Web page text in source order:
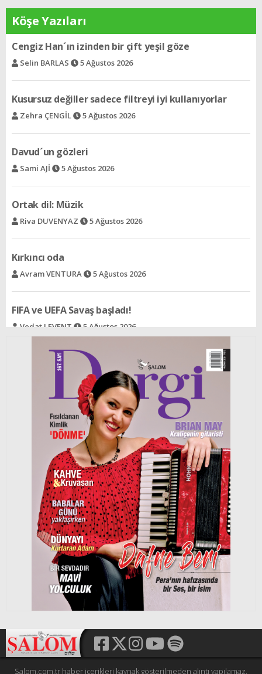
Köşe Yazıları
Kusursuz değiller sadece filtreyi iyi kullanıyorlar
Zehra ÇENGİL 5 Ağustos 2026
Davud´un gözleri
Sami AJİ 5 Ağustos 2026
Ortak dil: Müzik
Riva DUVENYAZ 5 Ağustos 2026
Kırkıncı oda
Avram VENTURA 5 Ağustos 2026
FIFA ve UEFA Savaş başladı!
Vedat LEVENT 5 Ağustos 2026
Acının gülümsemeyi öğrettiği halk
Selin SÜAR 5 Ağustos 2026
Ree - Bir şeyden dolayı
5 Ağustos 2026
Cengiz Han´ın izinden bir çift yeşil göze
Selin BARLAS 5 Ağustos 2026
Salom.com.tr haber içerikleri kaynak gösterilmeden alıntı yapılamaz,